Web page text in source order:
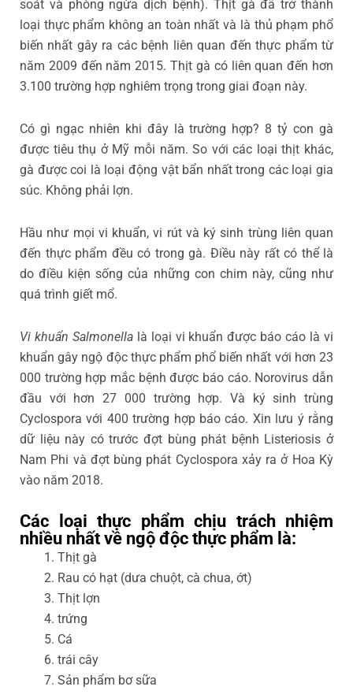
soát và phòng ngừa dịch bệnh). Thịt gà đã trở thành
loại thực phẩm không an toàn nhất và là thủ phạm phổ
biến nhất gây ra các bệnh liên quan đến thực phẩm từ
năm 2009 đến năm 2015. Thịt gà có liên quan đến hơn
3.100 trường hợp nghiêm trọng trong giai đoạn này.
Có gì ngạc nhiên khi đây là trường hợp? 8 tỷ con gà
được tiêu thụ ở Mỹ mỗi năm. So với các loại thịt khác,
gà được coi là loại động vật bẩn nhất trong các loại gia
súc. Không phải lợn.
Hầu như mọi vi khuẩn, vi rút và ký sinh trùng liên quan
đến thực phẩm đều có trong gà. Điều này rất có thể là
do điều kiện sống của những con chim này, cũng như
quá trình giết mổ.
Vi khuẩn Salmonella là loại vi khuẩn được báo cáo là vi
khuẩn gây ngộ độc thực phẩm phổ biến nhất với hơn 23
000 trường hợp mắc bệnh được báo cáo. Norovirus dẫn
đầu với hơn 27 000 trường hợp. Và ký sinh trùng
Cyclospora với 400 trường hợp báo cáo. Xin lưu ý rằng
dữ liệu này có trước đợt bùng phát bệnh Listeriosis ở
Nam Phi và đợt bùng phát Cyclospora xảy ra ở Hoa Kỳ
vào năm 2018.
Các loại thực phẩm chịu trách nhiệm
nhiều nhất về ngộ độc thực phẩm là:
Thịt gà
Rau có hạt (dưa chuột, cà chua, ớt)
Thịt lợn
trứng
Cá
trái cây
Sản phẩm bơ sữa